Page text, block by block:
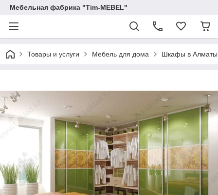
Мебельная фабрика "Tim-MEBEL"
Товары и услуги Мебель для дома Шкафы в Алматы